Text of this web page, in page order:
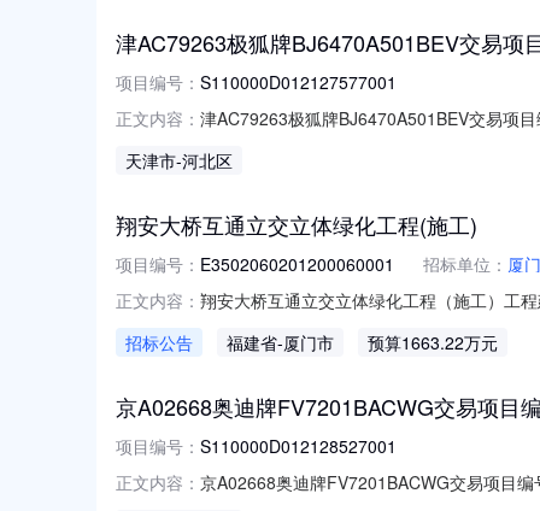
津AC79263极狐牌BJ6470A501BEV交易项
项目编号： S110000D012127577001
正文内容： 津AC79263极狐牌BJ6470A501BEV交易项
机构网站进行挂牌信息披露的链接：https://
天津市-河北区
翔安大桥互通立交立体绿化工程(施工)
项目编号： E3502060201200060001 招标单位： 厦
正文内容： 翔安大桥互通立交立体绿化工程（施工）工
工）/1663.22511425.66231211.8129/编制
招标公告 福建省-厦门市 预算1663.22万元
京A02668奥迪牌FV7201BACWG交易项目
项目编号： S110000D012128527001
正文内容： 京A02668奥迪牌FV7201BACWG交易项目